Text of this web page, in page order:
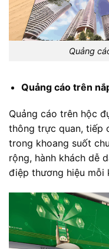
Quảng
Quảng cáo trên
Quảng cáo trên hộc
thông trực quan, tiếp
trong khoang suốt
rộng, hành khách dễ
điệp thương hiệu mỗi